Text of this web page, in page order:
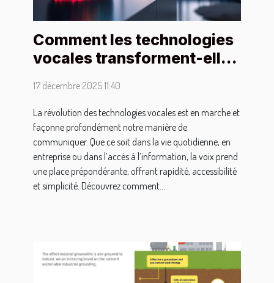
Comment les technologies
vocales transforment-elles
?
17 décembre 2025 11:40
La révolution des technologies vocales est en marche et
façonne profondément notre manière de
communiquer. Que ce soit dans la vie quotidienne, en
entreprise ou dans l’accès à l’information, la voix prend
une place prépondérante, offrant rapidité, accessibilité
et simplicité. Découvrez comment...